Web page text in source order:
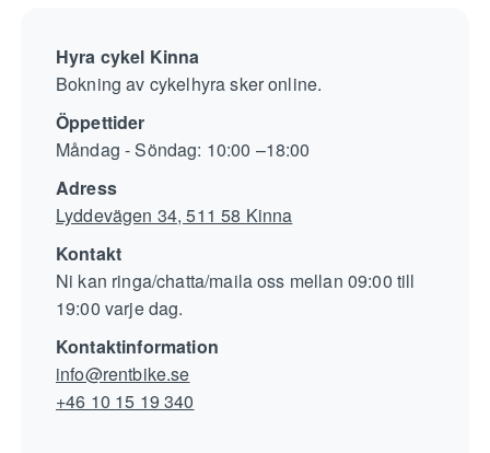
Hyra cykel Kinna
Bokning av cykelhyra sker online.
Öppettider
Måndag - Söndag: 10:00 –18:00
Adress
Lyddevägen 34, 511 58 Kinna
Kontakt
Ni kan ringa/chatta/maila oss mellan 09:00 till
19:00 varje dag.
Kontaktinformation
info@rentbike.se
+46 10 15 19 340